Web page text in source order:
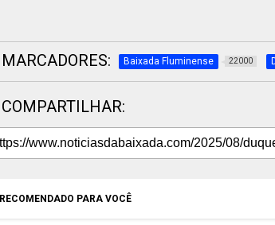
MARCADORES: Baixada Fluminense 22000
COMPARTILHAR:
RECOMENDADO PARA VOCÊ